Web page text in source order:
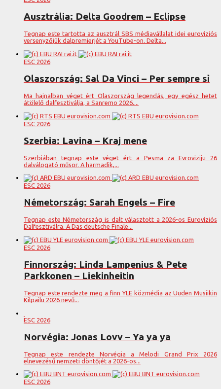
Ausztrália: Delta Goodrem – Eclipse
Tegnap este tartotta az ausztrál SBS médiavállalat idei eurovíziós
versenyzőjük dalpremierjét a YouTube-on. Delta...
ESC 2026
Olaszország: Sal Da Vinci – Per sempre sì
Ma hajnalban véget ért Olaszország legendás, egy egész hetet
átölelő dalfesztiválja, a Sanremo 2026....
ESC 2026
Szerbia: Lavina – Kraj mene
Szerbiában tegnap este véget ért a Pesma za Evroviziju 26
dalválogató műsor. A harmadik,...
ESC 2026
Németország: Sarah Engels – Fire
Tegnap este Németország is dalt választott a 2026-os Eurovíziós
Dalfesztiválra. A Das deutsche Finale...
ESC 2026
Finnország: Linda Lampenius & Pete
Parkkonen – Liekinheitin
Tegnap este rendezte meg a finn YLE közmédia az Uuden Musiikin
Kilpailu 2026 nevű...
ESC 2026
Norvégia: Jonas Lovv – Ya ya ya
Tegnap este rendezte Norvégia a Melodi Grand Prix 2026
elnevezésű nemzeti döntőjét a 2026-os...
ESC 2026